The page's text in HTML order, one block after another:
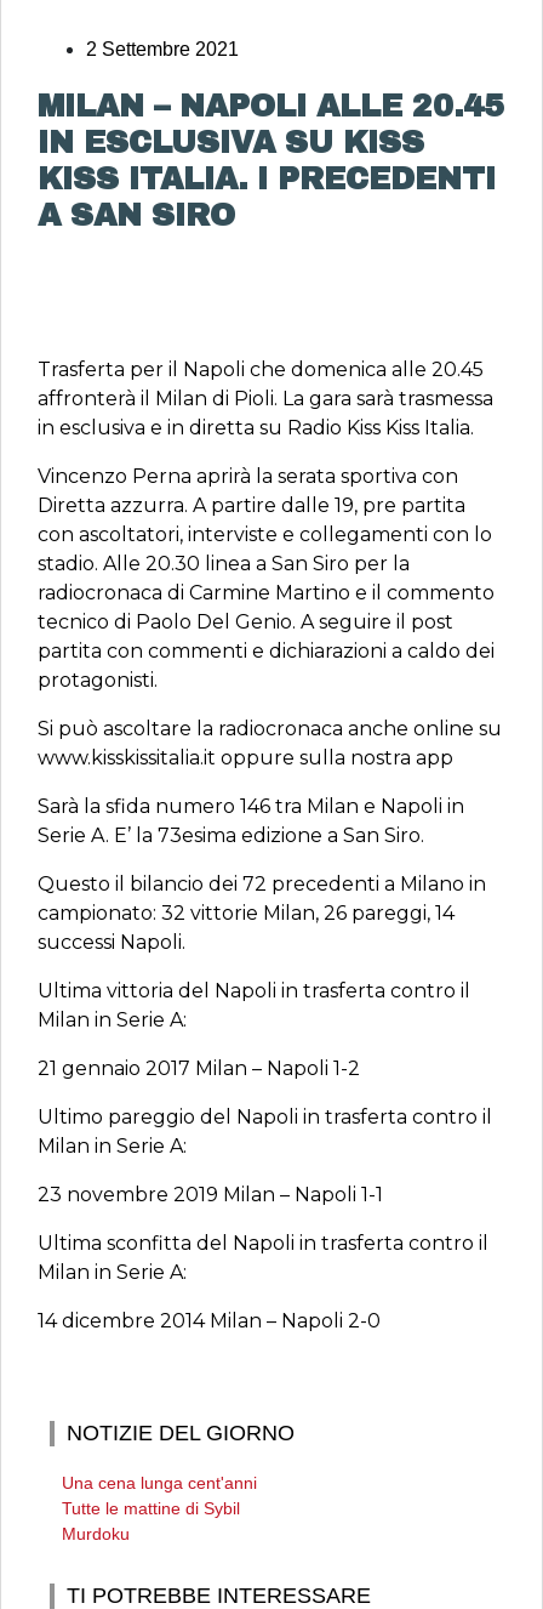
2 Settembre 2021
MILAN – NAPOLI ALLE 20.45
IN ESCLUSIVA SU KISS
KISS ITALIA. I PRECEDENTI
A SAN SIRO
Trasferta per il Napoli che domenica alle 20.45
affronterà il Milan di Pioli. La gara sarà trasmessa
in esclusiva e in diretta su Radio Kiss Kiss Italia.
Vincenzo Perna aprirà la serata sportiva con
Diretta azzurra. A partire dalle 19, pre partita
con ascoltatori, interviste e collegamenti con lo
stadio. Alle 20.30 linea a San Siro per la
radiocronaca di Carmine Martino e il commento
tecnico di Paolo Del Genio. A seguire il post
partita con commenti e dichiarazioni a caldo dei
protagonisti.
Si può ascoltare la radiocronaca anche online su
www.kisskissitalia.it oppure sulla nostra app
Sarà la sfida numero 146 tra Milan e Napoli in
Serie A. E’ la 73esima edizione a San Siro.
Questo il bilancio dei 72 precedenti a Milano in
campionato: 32 vittorie Milan, 26 pareggi, 14
successi Napoli.
Ultima vittoria del Napoli in trasferta contro il
Milan in Serie A:
21 gennaio 2017 Milan – Napoli 1-2
Ultimo pareggio del Napoli in trasferta contro il
Milan in Serie A:
23 novembre 2019 Milan – Napoli 1-1
Ultima sconfitta del Napoli in trasferta contro il
Milan in Serie A:
14 dicembre 2014 Milan – Napoli 2-0
NOTIZIE DEL GIORNO
Una cena lunga cent'anni
Tutte le mattine di Sybil
Murdoku
TI POTREBBE INTERESSARE